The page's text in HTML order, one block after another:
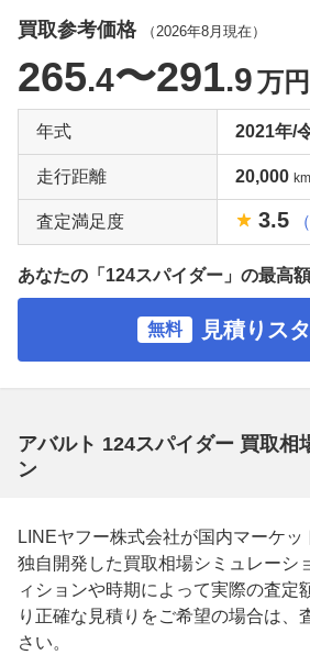
買取参考価格 （ 2026年8月 現在）
265.4〜291.9万円
年式 2021年/
走行距離 20,000 km
査定満足度 3.5
あなたの「124スパイダー」の最高
無料 見積りス
アバルト 124スパイダー 買取相
ン
LINEヤフー株式会社が国内マーケッ
独自開発した買取相場シミュレーシ
ィションや時期によって実際の査定
り正確な見積りをご希望の場合は、
さい。